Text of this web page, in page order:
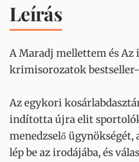
Leírás
A Maradj mellettem és
krimisorozatok
Az egykori
indította újra elit
menedzselő
lép be az irodájába, és